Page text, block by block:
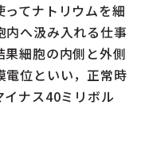
てナトリウムを細
内へ汲み入れる仕事
細胞の内側と外側
電位といい，正常時
イナス40ミリボル